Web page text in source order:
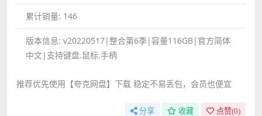
累计销量: 146
版本信息: v20220517|整合第6季|容量116GB|官方简体
中文|支持键盘.鼠标.手柄
推荐优先使用【夸克网盘】下载 稳定不易丢包，会员也便宜
分享 收藏 点赞(0)